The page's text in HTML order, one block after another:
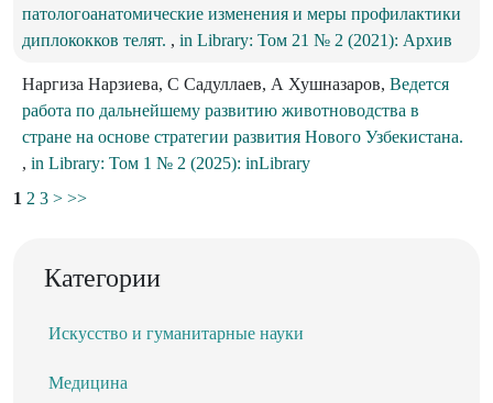
патологоанатомические изменения и меры профилактики
диплококков телят. , in Library: Том 21 № 2 (2021): Архив
Наргиза Нарзиева, С Садуллаев, А Хушназаров, Ведется
работа по дальнейшему развитию животноводства в
стране на основе стратегии развития Нового Узбекистана.
, in Library: Том 1 № 2 (2025): inLibrary
1 2 3 > >>
Категории
Искусство и гуманитарные науки
Медицина